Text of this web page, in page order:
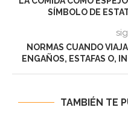
SÍMBOLO DE
NORMAS CUANDO
ENGAÑOS, ESTAFAS O,
TAMBIÉN TE